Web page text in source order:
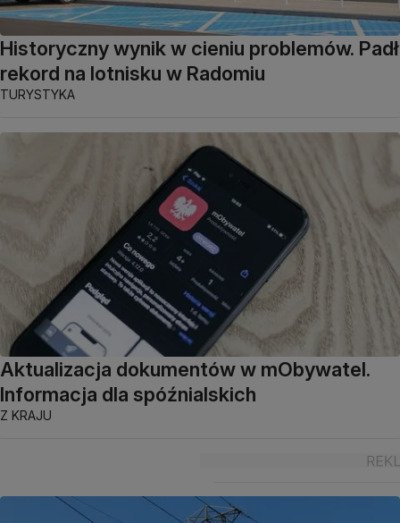
Historyczny wynik w cieniu problemów. Padł
rekord na lotnisku w Radomiu
TURYSTYKA
Aktualizacja dokumentów w mObywatel.
Informacja dla spóźnialskich
Z KRAJU